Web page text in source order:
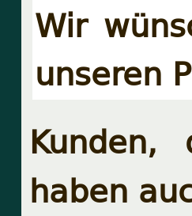
Wir
unseren
haben